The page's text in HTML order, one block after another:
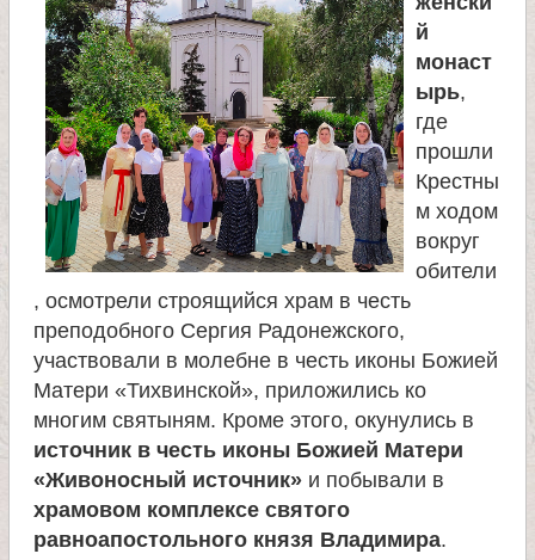
П
а
н
й
монаст
ырь,
где
прошли
Крестны
м ходом
вокруг
обители
, осмотрели строящийся храм в честь
преподобного Сергия Радонежского,
участвовали в молебне в честь иконы Божией
Матери «Тихвинской», приложились ко
многим святыням. Кроме этого, окунулись в
источник в честь иконы Божией Матери
«Живоносный источник» и побывали в
храмовом комплексе святого
равноапостольного князя Владимира.